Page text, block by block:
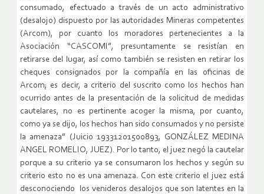
consumado, efectuado a través de un acto administrativo
(desalojo) dispuesto por las autoridades Mineras competentes
(Arcom), por cuanto los moradores pertenecientes a la
Asociación “CASCOMI”, presuntamente se resistían en
retirarse del lugar, así como también se resisten en retirar los
cheques consignados por la compañía en las oficinas de
Arcom; es decir, a criterio del suscrito como los hechos han
ocurrido antes de la presentación de la solicitud de medidas
cautelares, no es pertinente acoger la misma, por cuanto,
como ya se dijo, los hechos han sido consumados y no persiste
la amenaza” (Juicio 19331201500893, GONZÁLEZ MEDINA
ANGEL ROMELIO, JUEZ). Por lo tanto, el juez negó la cautelar
porque a su criterio ya se consumaron los hechos y según su
criterio esto no es una amenaza. Con este criterio el juez está
desconociendo los venideros desalojos que son latentes en la